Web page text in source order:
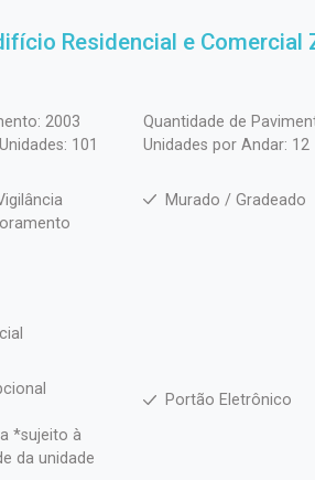
Residencial e Comercial
2003
Quantidade de
101
Unidades por Andar: 12
Murado / Gradeado
Portão Eletrônico
*sujeito à
da unidade